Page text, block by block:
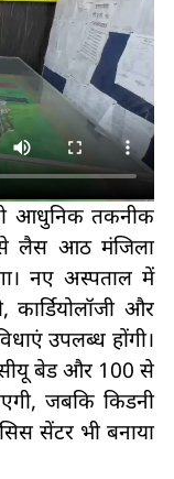
आधुनिक तकनीक
से लैस आठ मंजिला
नए अस्पताल में
कार्डियोलॉजी और
उपलब्ध होंगी।
बेड और 100 से
जबकि किडनी
सेंटर भी बनाया